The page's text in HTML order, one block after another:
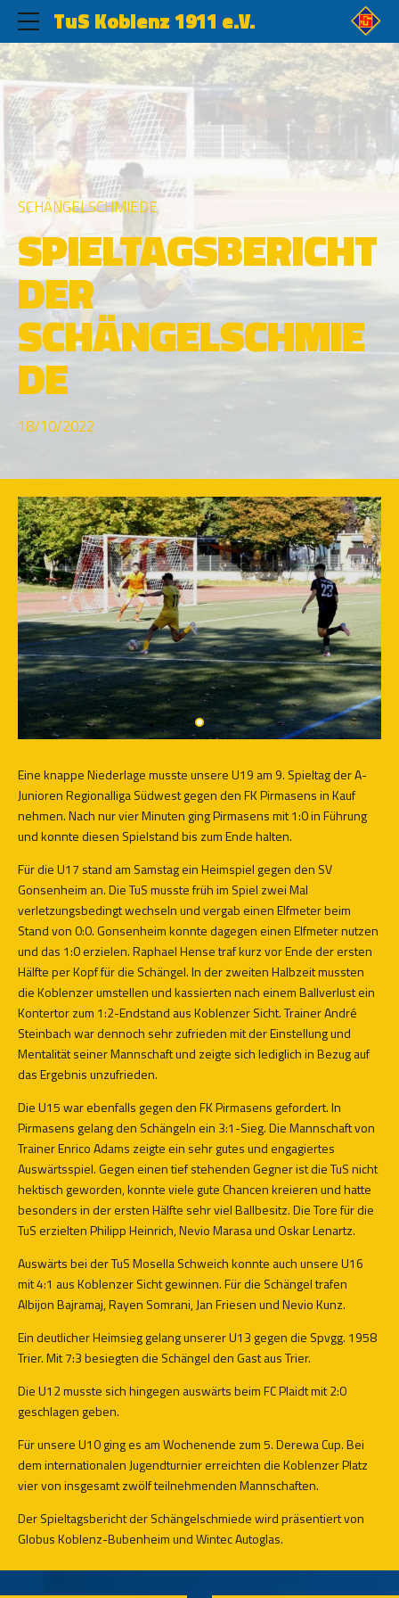
TuS Koblenz 1911 e.V.
SCHÄNGELSCHMIEDE
SPIELTAGSBERICHT
DER
SCHÄNGELSCHMIE
DE
18/10/2022
Eine knappe Niederlage musste unsere U19 am 9. Spieltag der A-
Junioren Regionalliga Südwest gegen den FK Pirmasens in Kauf
nehmen. Nach nur vier Minuten ging Pirmasens mit 1:0 in Führung
und konnte diesen Spielstand bis zum Ende halten.
Für die U17 stand am Samstag ein Heimspiel gegen den SV
Gonsenheim an. Die TuS musste früh im Spiel zwei Mal
verletzungsbedingt wechseln und vergab einen Elfmeter beim
Stand von 0:0. Gonsenheim konnte dagegen einen Elfmeter nutzen
und das 1:0 erzielen. Raphael Hense traf kurz vor Ende der ersten
Hälfte per Kopf für die Schängel. In der zweiten Halbzeit mussten
die Koblenzer umstellen und kassierten nach einem Ballverlust ein
Kontertor zum 1:2-Endstand aus Koblenzer Sicht. Trainer André
Steinbach war dennoch sehr zufrieden mit der Einstellung und
Mentalität seiner Mannschaft und zeigte sich lediglich in Bezug auf
das Ergebnis unzufrieden.
Die U15 war ebenfalls gegen den FK Pirmasens gefordert. In
Pirmasens gelang den Schängeln ein 3:1-Sieg. Die Mannschaft von
Trainer Enrico Adams zeigte ein sehr gutes und engagiertes
Auswärtsspiel. Gegen einen tief stehenden Gegner ist die TuS nicht
hektisch geworden, konnte viele gute Chancen kreieren und hatte
besonders in der ersten Hälfte sehr viel Ballbesitz. Die Tore für die
TuS erzielten Philipp Heinrich, Nevio Marasa und Oskar Lenartz.
Auswärts bei der TuS Mosella Schweich konnte auch unsere U16
mit 4:1 aus Koblenzer Sicht gewinnen. Für die Schängel trafen
Albijon Bajramaj, Rayen Somrani, Jan Friesen und Nevio Kunz.
Ein deutlicher Heimsieg gelang unserer U13 gegen die Spvgg. 1958
Trier. Mit 7:3 besiegten die Schängel den Gast aus Trier.
Die U12 musste sich hingegen auswärts beim FC Plaidt mit 2:0
geschlagen geben.
Für unsere U10 ging es am Wochenende zum 5. Derewa Cup. Bei
dem internationalen Jugendturnier erreichten die Koblenzer Platz
vier von insgesamt zwölf teilnehmenden Mannschaften.
Der Spieltagsbericht der Schängelschmiede wird präsentiert von
Globus Koblenz-Bubenheim und Wintec Autoglas.